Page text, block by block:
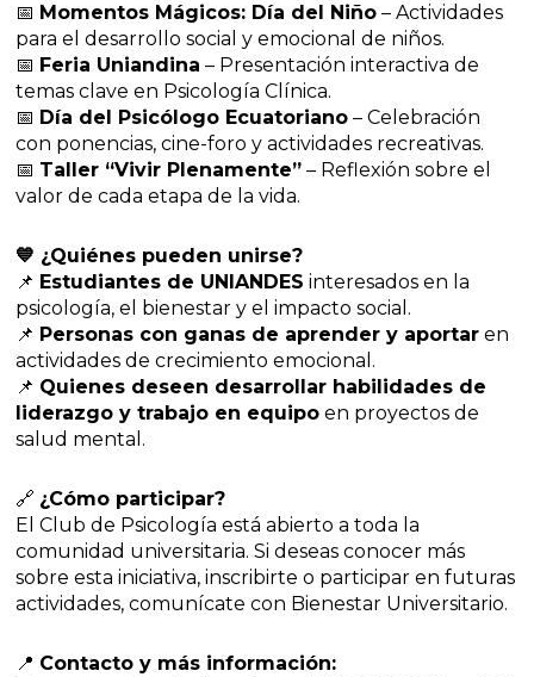
📅 Momentos Mágicos: Día del Niño – Actividades
para el desarrollo social y emocional de niños.
📅 Feria Uniandina – Presentación interactiva de
temas clave en Psicología Clínica.
📅 Día del Psicólogo Ecuatoriano – Celebración
con ponencias, cine-foro y actividades recreativas.
📅 Taller “Vivir Plenamente” – Reflexión sobre el
valor de cada etapa de la vida.
💙 ¿Quiénes pueden unirse?
📌 Estudiantes de UNIANDES interesados en la
psicología, el bienestar y el impacto social.
📌 Personas con ganas de aprender y aportar en
actividades de crecimiento emocional.
📌 Quienes deseen desarrollar habilidades de
liderazgo y trabajo en equipo en proyectos de
salud mental.
🔗 ¿Cómo participar?
El Club de Psicología está abierto a toda la
comunidad universitaria. Si deseas conocer más
sobre esta iniciativa, inscribirte o participar en futuras
actividades, comunícate con Bienestar Universitario.
📍 Contacto y más información: